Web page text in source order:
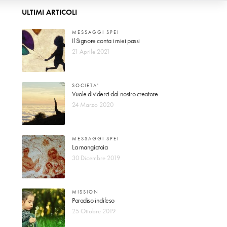
ULTIMI ARTICOLI
MESSAGGI SPEI
Il Signore conta i miei passi
21 Aprile 2021
SOCIETA'
Vuole dividerci dal nostro creatore
24 Marzo 2020
MESSAGGI SPEI
La mangiatoia
30 Dicembre 2019
MISSION
Paradiso indifeso
25 Ottobre 2019